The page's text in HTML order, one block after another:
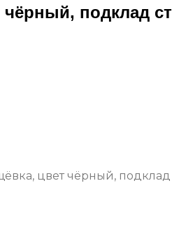
подклад
цвет чёрный, подклад